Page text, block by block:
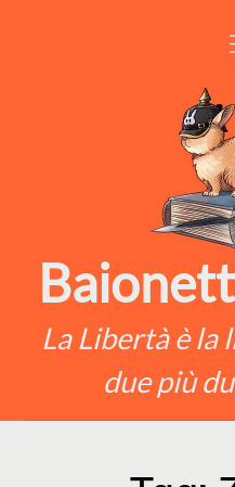
La Libertà è la
due più